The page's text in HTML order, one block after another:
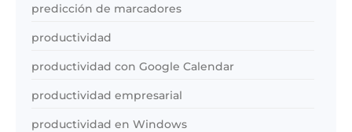
predicción de marcadores
productividad
productividad con Google Calendar
productividad empresarial
productividad en Windows